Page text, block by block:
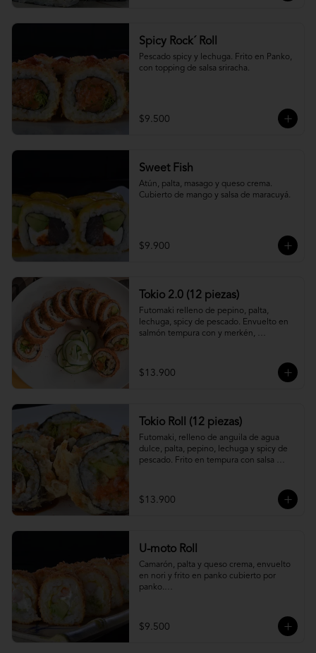
Spicy Rock´ Roll
Pescado spicy y lechuga. Frito en Panko,
con topping de salsa sriracha.
$9.500
Sweet Fish
Atún, palta, masago y queso crema.
Cubierto de mango y salsa de maracuyá.
$9.900
Tokio 2.0 (12 piezas)
Futomaki relleno de pepino, palta,
lechuga, spicy de pescado. Envuelto en
salmón tempura con y merkén,
$13.900
Tokio Roll (12 piezas)
Futomaki, relleno de anguila de agua
dulce, palta, pepino, lechuga y spicy de
pescado. Frito en tempura con salsa
$13.900
U-moto Roll
Camarón, palta y queso crema, envuelto
en nori y frito en panko cubierto por
panko.
$9.500